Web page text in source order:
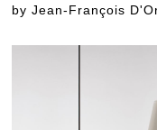
CONTACT
by Jean-François